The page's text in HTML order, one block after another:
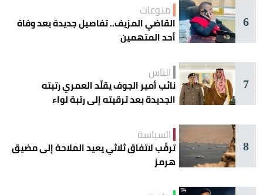
6
منوعات
القاضي المزيف.. تفاصيل جديدة بعد وفاة
أحد المتهمين
7
الناس
نائب أمير الجوف يقلّد العمري رتبته
الجديدة بعد ترقيته إلى رتبة لواء
8
السياسة
ترقّب لاتفاق ثلاثي يعيد الملاحة إلى مضيق
هرمز